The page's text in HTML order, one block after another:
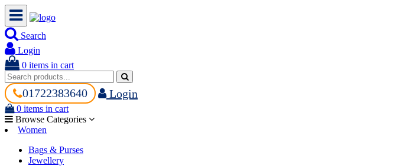
Search
Login
0 items in cart
01722383640 Login
0 items in cart
Browse Categories
Women
Bags & Purses
Jewellery